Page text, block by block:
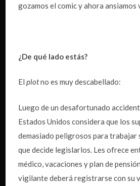
gozamos el comic y ahora ansiamos
¿De qué lado estás?
Elplotno es muy descabellado:
Luego de un desafortunado
Estados Unidos considera que los
demasiado peligrosos para trabajar
que decide legislarlos. Les ofrece
médico, vacaciones y plan de
vigilante deberá registrarse con su